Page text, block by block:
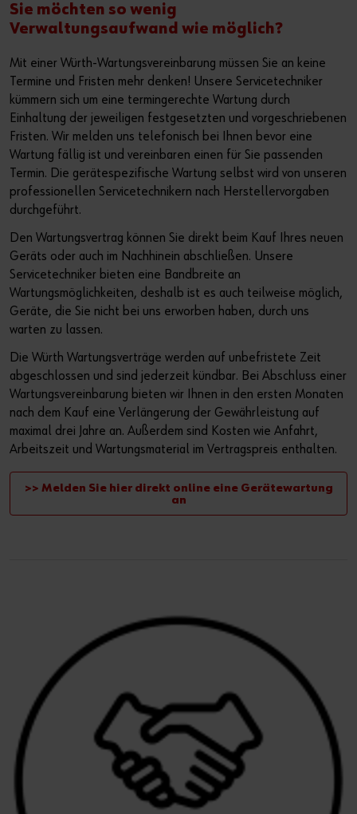
Sie möchten so wenig
Verwaltungsaufwand wie möglich?
Mit einer Würth-Wartungsvereinbarung müssen Sie an keine
Termine und Fristen mehr denken! Unsere Servicetechniker
kümmern sich um eine termingerechte Wartung durch
Einhaltung der jeweiligen festgesetzten und vorgeschriebenen
Fristen. Wir melden uns telefonisch bei Ihnen bevor eine
Wartung fällig ist und vereinbaren einen für Sie passenden
Termin. Die gerätespezifische Wartung selbst wird von unseren
professionellen Servicetechnikern nach Herstellervorgaben
durchgeführt.
Den Wartungsvertrag können Sie direkt beim Kauf Ihres neuen
Geräts oder auch im Nachhinein abschließen. Unsere
Servicetechniker bieten eine Bandbreite an
Wartungsmöglichkeiten, deshalb ist es auch teilweise möglich,
Geräte, die Sie nicht bei uns erworben haben, durch uns
warten zu lassen.
Die Würth Wartungsverträge werden auf unbefristete Zeit
abgeschlossen und sind jederzeit kündbar. Bei Abschluss einer
Wartungsvereinbarung bieten wir Ihnen in den ersten Monaten
nach dem Kauf eine Verlängerung der Gewährleistung auf
maximal drei Jahre an. Außerdem sind Kosten wie Anfahrt,
Arbeitszeit und Wartungsmaterial im Vertragspreis enthalten.
>> Melden Sie hier direkt online eine Gerätewartung
an